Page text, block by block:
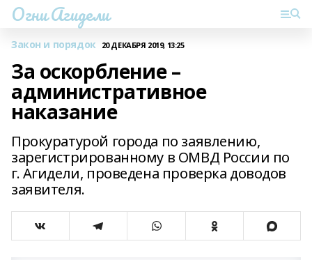
Огни Агидели
Закон и порядок 20 ДЕКАБРЯ 2019, 13:25
За оскорбление –
административное
наказание
Прокуратурой города по заявлению,
зарегистрированному в ОМВД России по
г. Агидели, проведена проверка доводов
заявителя.